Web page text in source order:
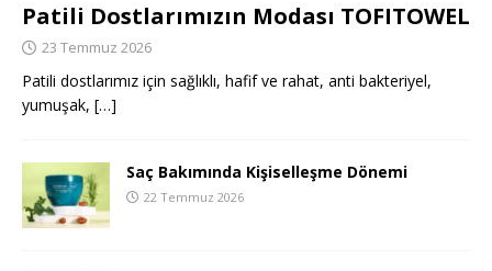
Patili Dostlarımızın Modası TOFITOWEL
23 Temmuz 2026
Patili dostlarımız için sağlıklı, hafif ve rahat, anti bakteriyel,
yumuşak, […]
Saç Bakımında Kişiselleşme Dönemi
22 Temmuz 2026